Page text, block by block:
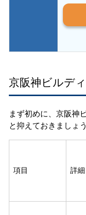
京阪神ビルデ
まず初めに、京阪神
と抑えておきましょう
項目 詳細